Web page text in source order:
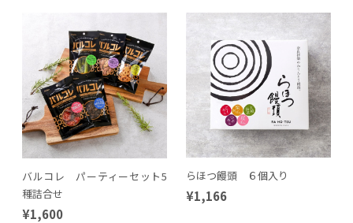
バルコレ パーティーセット5
種詰合せ
¥1,600
らほつ饅頭 ６個入り
¥1,166